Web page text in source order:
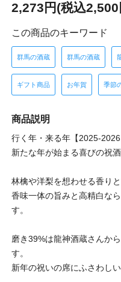
2,273円(税込2,500
この商品のキーワード
群馬の酒蔵 群馬の酒蔵
ギフト商品 お年賀 季節
商品説明
行く年・来る年【2025-
新たな年が始まる喜びの祝酒
林檎や洋梨を想わせる香り
香味一体の旨みと高精白な
す。
磨き39%は龍神酒蔵さんか
す。
新年の祝いの席にふさわし